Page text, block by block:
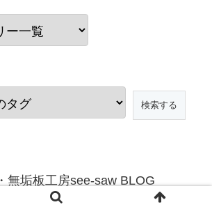
無垢板工房see-saw BLOG
枚板・無垢板工房see-saw BLOG.